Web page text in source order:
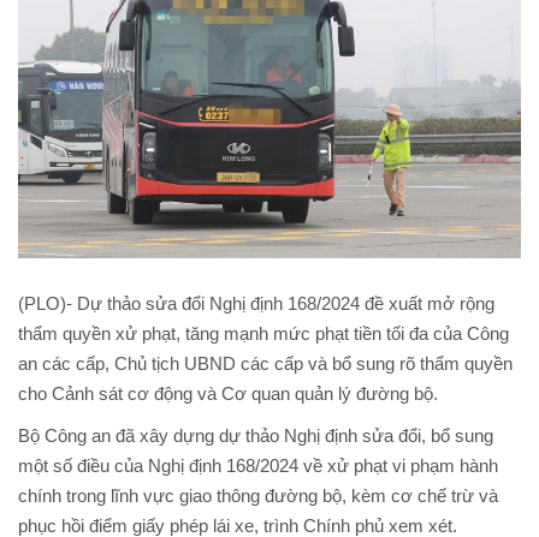
(PLO)- Dự thảo sửa đổi Nghị định 168/2024 đề xuất mở rộng
thẩm quyền xử phạt, tăng mạnh mức phạt tiền tối đa của Công
an các cấp, Chủ tịch UBND các cấp và bổ sung rõ thẩm quyền
cho Cảnh sát cơ động và Cơ quan quản lý đường bộ.
Bộ Công an đã xây dựng dự thảo Nghị định sửa đổi, bổ sung
một số điều của Nghị định 168/2024 về xử phạt vi phạm hành
chính trong lĩnh vực giao thông đường bộ, kèm cơ chế trừ và
phục hồi điểm giấy phép lái xe, trình Chính phủ xem xét.